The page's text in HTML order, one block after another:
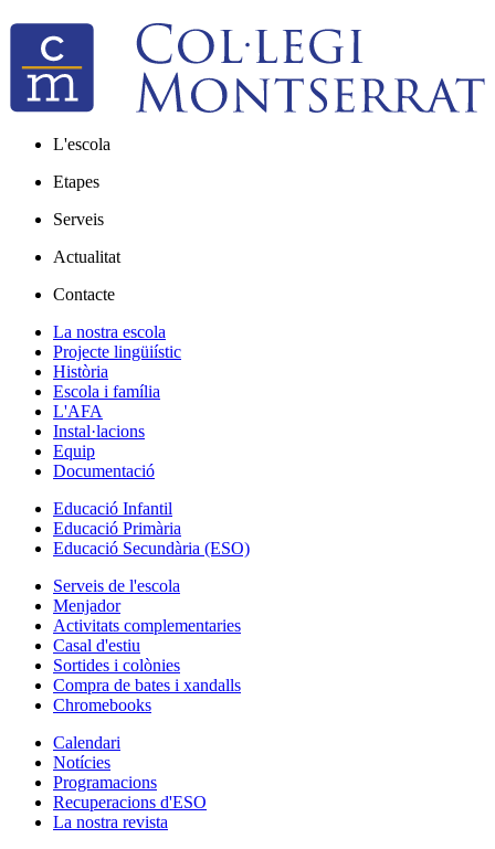
L'escola
Etapes
Serveis
Actualitat
Contacte
La nostra escola
Projecte lingüiístic
Història
Escola i família
L'AFA
Instal·lacions
Equip
Documentació
Educació Infantil
Educació Primària
Educació Secundària (ESO)
Serveis de l'escola
Menjador
Activitats complementaries
Casal d'estiu
Sortides i colònies
Compra de bates i xandalls
Chromebooks
Calendari
Notícies
Programacions
Recuperacions d'ESO
La nostra revista